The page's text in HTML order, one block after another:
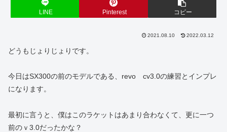
LINE Pinterest コピー
2021.08.10 2022.03.12
どうもじょりじょりです。
今日はSX300の前のモデルである、revo cv3.0の練習とインプレ
になります。
最初に言うと、僕はこのラケットはあまり合わなくて、更に一つ
前のｖ3.0だったかな？